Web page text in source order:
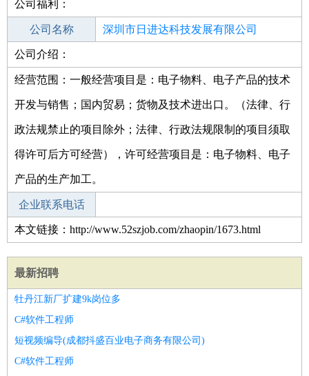
其他行业
公司福利：
公司名称 深圳市日进达科技发展有限公司
公司类型
公司介绍：
经营范围：一般经营项目是：电子物料、电子产品的技术
开发与销售；国内贸易；货物及技术进出口。（法律、行
政法规禁止的项目除外；法律、行政法规限制的项目须取
得许可后方可经营），许可经营项目是：电子物料、电子
产品的生产加工。
企业联系电话
本文链接：http://www.52szjob.com/zhaopin/1673.html
最新招聘
牡丹江新厂扩建9k岗位多
C#软件工程师
短视频编导(成都抖盛百业电子商务有限公司)
C#软件工程师